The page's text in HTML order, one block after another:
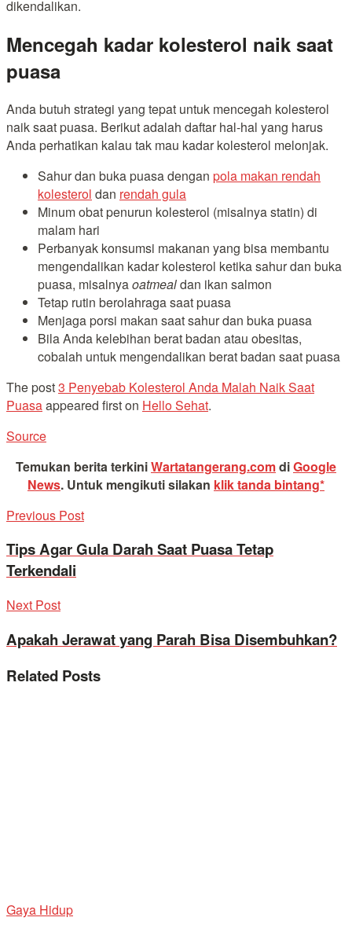
dikendalikan.
Mencegah kadar kolesterol naik saat
puasa
Anda butuh strategi yang tepat untuk mencegah kolesterol
naik saat puasa. Berikut adalah daftar hal-hal yang harus
Anda perhatikan kalau tak mau kadar kolesterol melonjak.
Sahur dan buka puasa dengan pola makan rendah
kolesterol dan rendah gula
Minum obat penurun kolesterol (misalnya statin) di
malam hari
Perbanyak konsumsi makanan yang bisa membantu
mengendalikan kadar kolesterol ketika sahur dan buka
puasa, misalnyaoatmealdan ikan salmon
Tetap rutin berolahraga saat puasa
Menjaga porsi makan saat sahur dan buka puasa
Bila Anda kelebihan berat badan atau obesitas,
cobalah untuk mengendalikan berat badan saat puasa
The post3 Penyebab Kolesterol Anda Malah Naik Saat
Puasaappeared first on Hello Sehat.
Source
Temukan berita terkiniWartatangerang.comdiGoogle
News. Untuk mengikuti silakan klik tanda bintang*
Previous Post
Tips Agar Gula Darah Saat Puasa Tetap
Terkendali
Next Post
Apakah Jerawat yang Parah Bisa Disembuhkan?
Related Posts
Gaya Hidup